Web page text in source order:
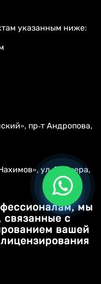
указанным ниже:
пр-т Андропова,
ул. Вайнера,
мы
связанные с
вашей